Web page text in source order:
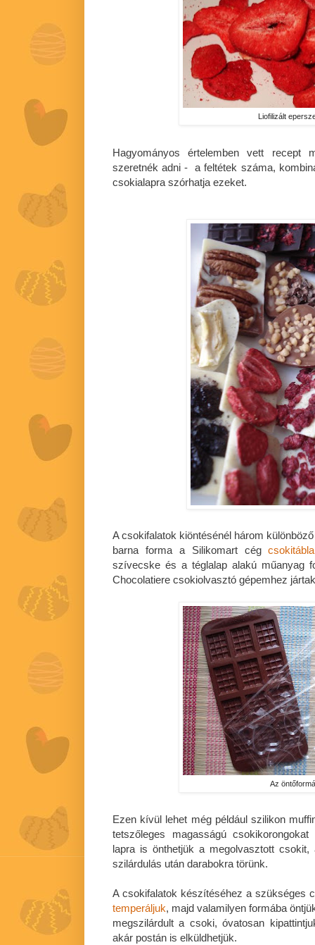
Liofilizált
Hagyományos értelemben vett recept
szeretnék adni - a feltétek száma,
csokialapra szórhatja ezeket.
A csokifalatok kiöntésénél három
barna forma a Silikomart cég
szívecske és a téglalap alakú műanyag
Chocolatiere csokiolvasztó gépemhez
Az
Ezen kívül lehet még például szilikon
tetszőleges magasságú
lapra is önthetjük a megolvasztott
szilárdulás után darabokra törünk.
A csokifalatok készítéséhez a szükséges
temperáljuk, majd valamilyen formába
megszilárdult a csoki, óvatosan
akár postán is elküldhetjük.